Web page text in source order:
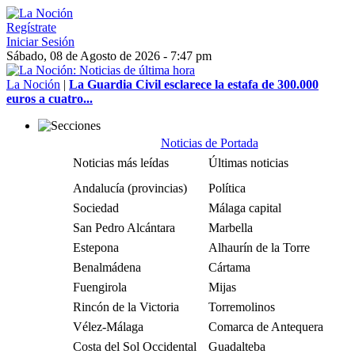
Regístrate
Iniciar Sesión
Sábado, 08 de Agosto de 2026 - 7:47 pm
La Noción | La Guardia Civil esclarece la estafa de 300.000
euros a cuatro...
Noticias de Portada
Noticias más leídas
Últimas noticias
Andalucía (provincias)
Política
Sociedad
Málaga capital
San Pedro Alcántara
Marbella
Estepona
Alhaurín de la Torre
Benalmádena
Cártama
Fuengirola
Mijas
Rincón de la Victoria
Torremolinos
Vélez-Málaga
Comarca de Antequera
Costa del Sol Occidental
Guadalteba